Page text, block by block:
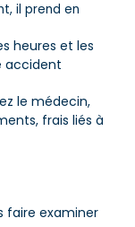
il prend en
heures et les
accident
le médecin,
frais liés à
faire examiner